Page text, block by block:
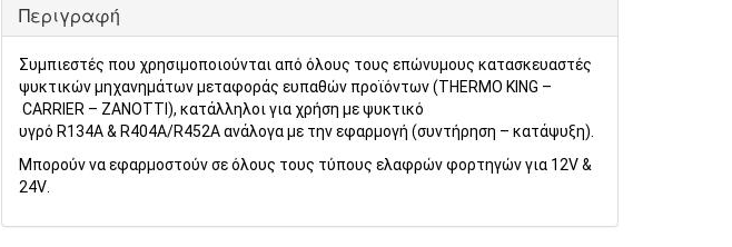
Περιγραφή
Συμπιεστές που χρησιμοποιούνται από όλους τους επώνυμους κατασκευαστές
ψυκτικών μηχανημάτων μεταφοράς ευπαθών προϊόντων (THERMO KING –
CARRIER – ZANOTTI ), κατάλληλοι για χρήση με ψυκτικό
υγρό R134A& R404A/R452Aανάλογα με την εφαρμογή (συντήρηση – κατάψυξη).
Μπορούν να εφαρμοστούν σε όλους τους τύπους ελαφρών φορτηγών για 12V&
24V